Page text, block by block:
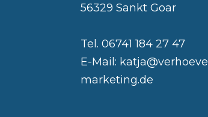
56329 Sankt Goar
Tel. 06741 184 27 47
E-Mail:
marketing.de